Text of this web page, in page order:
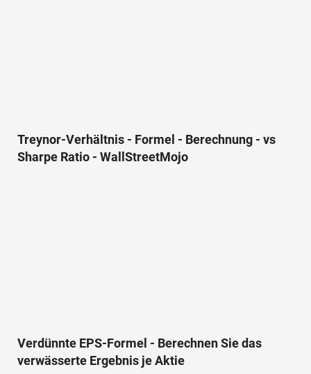
Treynor-Verhältnis - Formel - Berechnung - vs
Sharpe Ratio - WallStreetMojo
Verdünnte EPS-Formel - Berechnen Sie das
verwässerte Ergebnis je Aktie